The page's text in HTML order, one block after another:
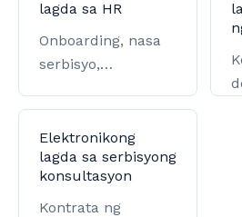
lagda sa HR
Onboarding, nasa
serbisyo,
pag-file sa
gobyerno.
Elektronikong
lagda sa serbisyong
konsultasyon
Kontrata ng